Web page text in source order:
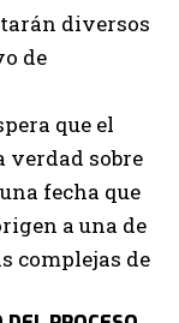
diversos
de
que el
verdad sobre
fecha que
a una de
complejas de